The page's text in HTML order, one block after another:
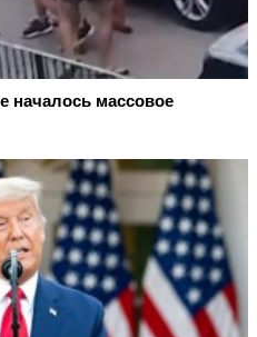
началось массовое